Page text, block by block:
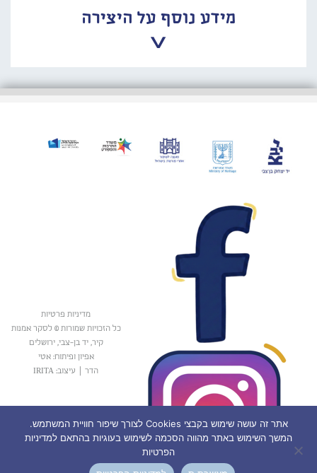
מידע נוסף על היצירה
מדיניות פרטיות
כל הזכויות שמורות © לסקר אמנות
קיר, יד בן-צבי, ירושלים
אפיון ופיתוח: אטי
הדר
עיצוב: IRITA
אתר זה עושה שימוש בקבצי Cookies לצורך שיפור חוויית המשתמש.
המשך השימוש באתר מהווה הסכמה לשימוש בעוגיות בהתאם למדיניות
הפרטיות